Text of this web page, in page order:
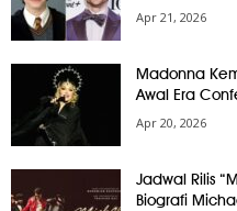
Apr 21, 2026
Madonna
Awal Era
Apr 20, 2026
Jadwal Rilis
Biografi